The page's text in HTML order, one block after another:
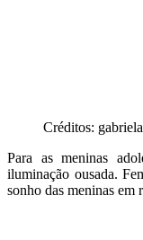
Créditos:
Para as meninas
iluminação ousada.
sonho das meninas em